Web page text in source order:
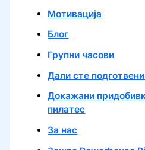
Mотивација
Блог
Групни часови
Дали сте
Докажани
пилатес
За нас